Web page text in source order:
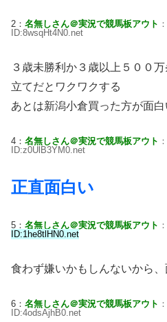
2： 名無しさん＠実況で競馬板アウト
ID:8wsqHt4N0.net
３歳未勝利か３歳以上５００
立てだとワクワクする
あとは新潟小倉買った方が面
4： 名無しさん＠実況で競馬板アウト
ID:z0UlB3YM0.net
正直面白い
5： 名無しさん＠実況で競馬板アウト
ID:1he8tlHN0.net
食わず嫌いかもしんないから
6： 名無しさん＠実況で競馬板アウト
ID:4odsAjhB0.net